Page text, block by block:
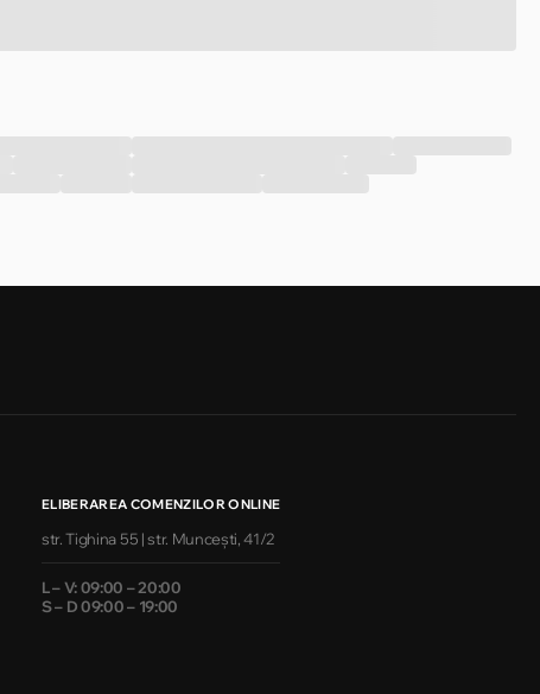
ELIBERAREA COMENZILOR ONLINE
str. Tighina 55 | str. Muncești, 41/2
L – V: 09:00 – 20:00
S – D 09:00 – 19:00